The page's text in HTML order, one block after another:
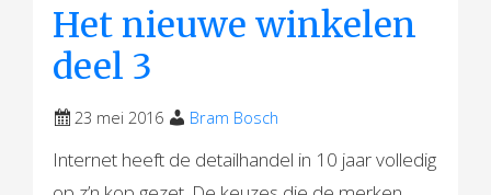
Het nieuwe winkelen
deel 3
23 mei 2016 Bram Bosch
Internet heeft de detailhandel in 10 jaar volledig